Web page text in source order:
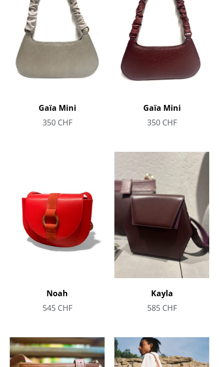
Gaïa Mini
350 CHF
Gaïa Mini
350 CHF
Noah
545 CHF
Kayla
585 CHF